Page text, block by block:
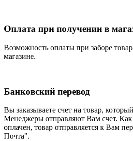
Оплата при получении в
Возможность оплаты при заборе
магазине.
Банковский перевод
Вы заказываете счет на товар,
Менеджеры отправляют Вам счет. Как
оплачен, товар отправляется к Вам
Почта".